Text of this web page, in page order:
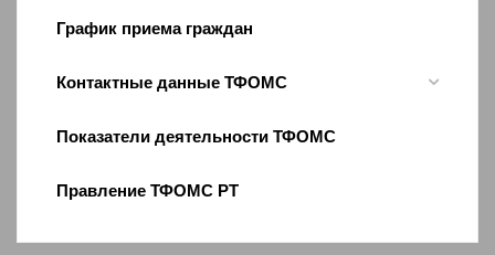
График приема граждан
Контактные данные ТФОМС
Показатели деятельности ТФОМС
Правление ТФОМС РТ